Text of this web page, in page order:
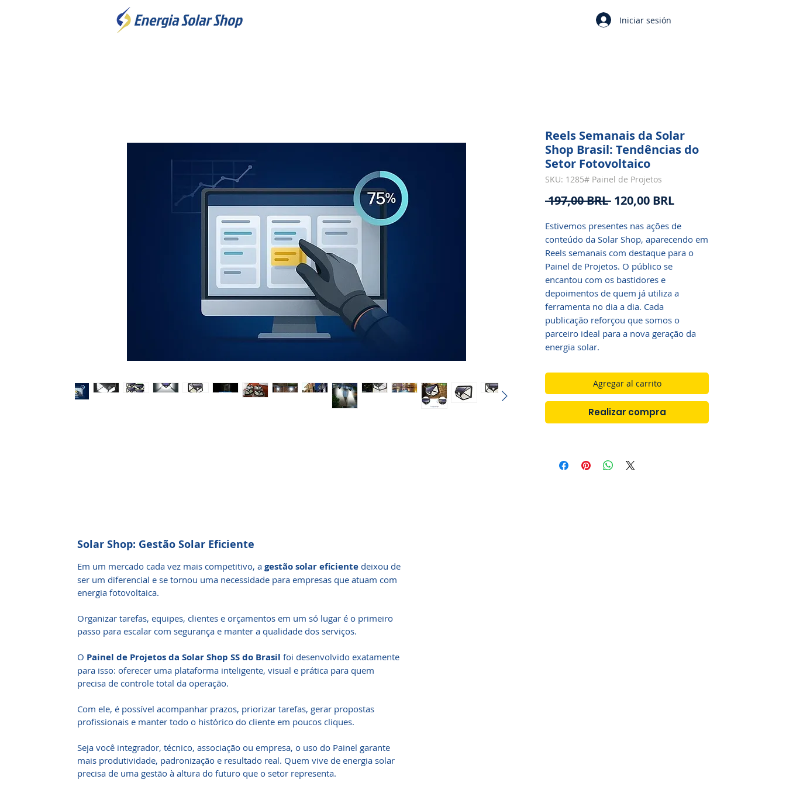
Iniciar sesión
Reels Semanais da Solar
Shop Brasil: Tendências do
Setor Fotovoltaico
SKU: 1285# Painel de Projetos
197,00 BRL Precio
120,00 BRLPrecio
oferta
Estivemos presentes nas ações de
conteúdo da Solar Shop, aparecendo em
Reels semanais com destaque para o
Painel de Projetos. O público se
encantou com os bastidores e
depoimentos de quem já utiliza a
ferramenta no dia a dia. Cada
publicação reforçou que somos o
parceiro ideal para a nova geração da
energia solar.
Agregar al carrito
Realizar compra
Solar Shop: Gestão Solar Eficiente
Em um mercado cada vez mais competitivo, a gestão solar eficiente deixou de
ser um diferencial e se tornou uma necessidade para empresas que atuam com
energia fotovoltaica.
Organizar tarefas, equipes, clientes e orçamentos em um só lugar é o primeiro
passo para escalar com segurança e manter a qualidade dos serviços.
O Painel de Projetos da Solar Shop SS do Brasil foi desenvolvido exatamente
para isso: oferecer uma plataforma inteligente, visual e prática para quem
precisa de controle total da operação.
Com ele, é possível acompanhar prazos, priorizar tarefas, gerar propostas
profissionais e manter todo o histórico do cliente em poucos cliques.
Seja você integrador, técnico, associação ou empresa, o uso do Painel garante
mais produtividade, padronização e resultado real. Quem vive de energia solar
precisa de uma gestão à altura do futuro que o setor representa.